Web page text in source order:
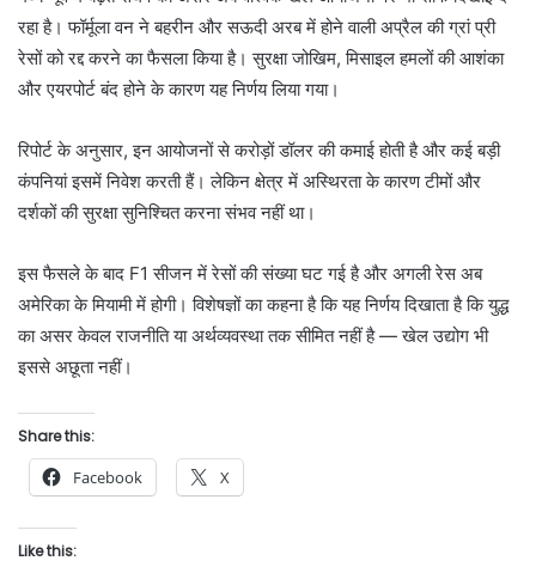
रहा है। फॉर्मूला वन ने बहरीन और सऊदी अरब में होने वाली अप्रैल की ग्रां प्री
रेसों को रद्द करने का फैसला किया है। सुरक्षा जोखिम, मिसाइल हमलों की आशंका
और एयरपोर्ट बंद होने के कारण यह निर्णय लिया गया।
रिपोर्ट के अनुसार, इन आयोजनों से करोड़ों डॉलर की कमाई होती है और कई बड़ी
कंपनियां इसमें निवेश करती हैं। लेकिन क्षेत्र में अस्थिरता के कारण टीमों और
दर्शकों की सुरक्षा सुनिश्चित करना संभव नहीं था।
इस फैसले के बाद F1 सीजन में रेसों की संख्या घट गई है और अगली रेस अब
अमेरिका के मियामी में होगी। विशेषज्ञों का कहना है कि यह निर्णय दिखाता है कि युद्ध
का असर केवल राजनीति या अर्थव्यवस्था तक सीमित नहीं है — खेल उद्योग भी
इससे अछूता नहीं।
Share this:
Facebook X
Like this: